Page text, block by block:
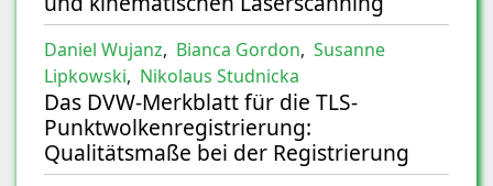
Daniel Wujanz, Bianca Gordon, Susanne
Lipkowski, Nikolaus Studnicka
Das DVW-Merkblatt für die TLS-
Punktwolkenregistrierung:
Qualitätsmaße bei der Registrierung